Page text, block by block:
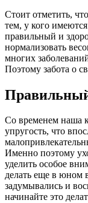
Стоит отметить,
тем, у кого
правильный и
нормализовать
многих
Поэтому забота о
Со временем наша
упругость, что
Именно поэтому
уделить особое
делать еще в юном
задумывались и
начинайте это